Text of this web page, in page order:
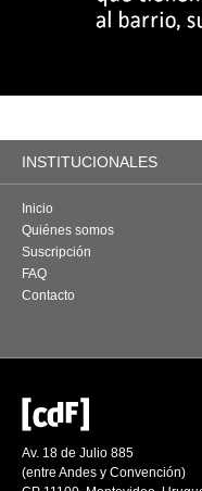
INSTITUCIONALES
Inicio
Quiénes somos
Suscripción
FAQ
Contacto
Av. 18 de Julio 885
(entre Andes y Convención)